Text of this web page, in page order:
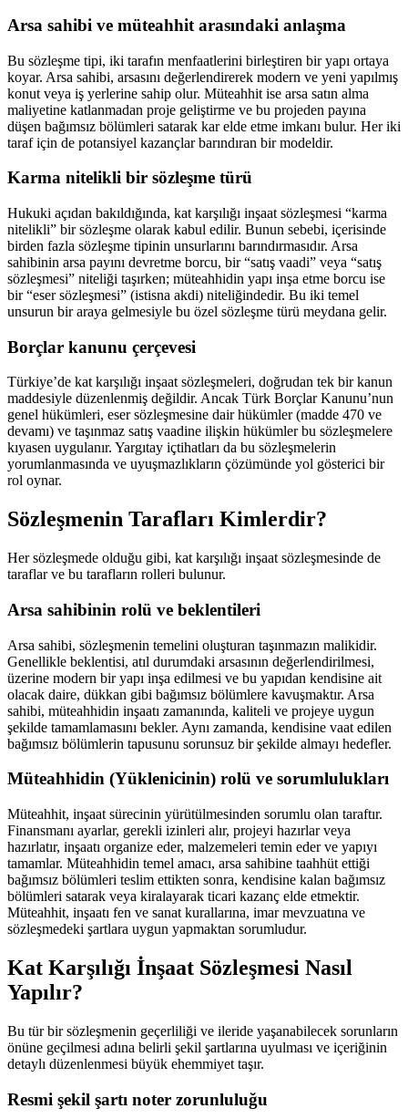
Arsa sahibi ve müteahhit arasındaki anlaşma
Bu sözleşme tipi, iki tarafın menfaatlerini birleştiren bir yapı ortaya
koyar. Arsa sahibi, arsasını değerlendirerek modern ve yeni yapılmış
konut veya iş yerlerine sahip olur. Müteahhit ise arsa satın alma
maliyetine katlanmadan proje geliştirme ve bu projeden payına
düşen bağımsız bölümleri satarak kar elde etme imkanı bulur. Her iki
taraf için de potansiyel kazançlar barındıran bir modeldir.
Karma nitelikli bir sözleşme türü
Hukuki açıdan bakıldığında, kat karşılığı inşaat sözleşmesi “karma
nitelikli” bir sözleşme olarak kabul edilir. Bunun sebebi, içerisinde
birden fazla sözleşme tipinin unsurlarını barındırmasıdır. Arsa
sahibinin arsa payını devretme borcu, bir “satış vaadi” veya “satış
sözleşmesi” niteliği taşırken; müteahhidin yapı inşa etme borcu ise
bir “eser sözleşmesi” (istisna akdi) niteliğindedir. Bu iki temel
unsurun bir araya gelmesiyle bu özel sözleşme türü meydana gelir.
Borçlar kanunu çerçevesi
Türkiye’de kat karşılığı inşaat sözleşmeleri, doğrudan tek bir kanun
maddesiyle düzenlenmiş değildir. Ancak Türk Borçlar Kanunu’nun
genel hükümleri, eser sözleşmesine dair hükümler (madde 470 ve
devamı) ve taşınmaz satış vaadine ilişkin hükümler bu sözleşmelere
kıyasen uygulanır. Yargıtay içtihatları da bu sözleşmelerin
yorumlanmasında ve uyuşmazlıkların çözümünde yol gösterici bir
rol oynar.
Sözleşmenin Tarafları Kimlerdir?
Her sözleşmede olduğu gibi, kat karşılığı inşaat sözleşmesinde de
taraflar ve bu tarafların rolleri bulunur.
Arsa sahibinin rolü ve beklentileri
Arsa sahibi, sözleşmenin temelini oluşturan taşınmazın malikidir.
Genellikle beklentisi, atıl durumdaki arsasının değerlendirilmesi,
üzerine modern bir yapı inşa edilmesi ve bu yapıdan kendisine ait
olacak daire, dükkan gibi bağımsız bölümlere kavuşmaktır. Arsa
sahibi, müteahhidin inşaatı zamanında, kaliteli ve projeye uygun
şekilde tamamlamasını bekler. Aynı zamanda, kendisine vaat edilen
bağımsız bölümlerin tapusunu sorunsuz bir şekilde almayı hedefler.
Müteahhidin (Yüklenicinin) rolü ve sorumlulukları
Müteahhit, inşaat sürecinin yürütülmesinden sorumlu olan taraftır.
Finansmanı ayarlar, gerekli izinleri alır, projeyi hazırlar veya
hazırlatır, inşaatı organize eder, malzemeleri temin eder ve yapıyı
tamamlar. Müteahhidin temel amacı, arsa sahibine taahhüt ettiği
bağımsız bölümleri teslim ettikten sonra, kendisine kalan bağımsız
bölümleri satarak veya kiralayarak ticari kazanç elde etmektir.
Müteahhit, inşaatı fen ve sanat kurallarına, imar mevzuatına ve
sözleşmedeki şartlara uygun yapmaktan sorumludur.
Kat Karşılığı İnşaat Sözleşmesi Nasıl
Yapılır?
Bu tür bir sözleşmenin geçerliliği ve ileride yaşanabilecek sorunların
önüne geçilmesi adına belirli şekil şartlarına uyulması ve içeriğinin
detaylı düzenlenmesi büyük ehemmiyet taşır.
Resmi şekil şartı noter zorunluluğu